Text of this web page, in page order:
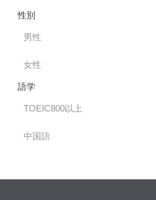
性別
男性
女性
語学
TOEIC800以上
中国語